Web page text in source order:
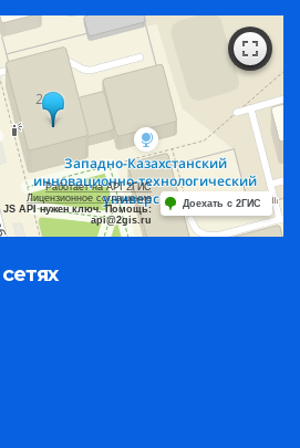
Работает на API 2ГИС
Лицензионное соглашение
JS API нужен ключ. Помощь:
api@2gis.ru
Доехать с 2ГИС